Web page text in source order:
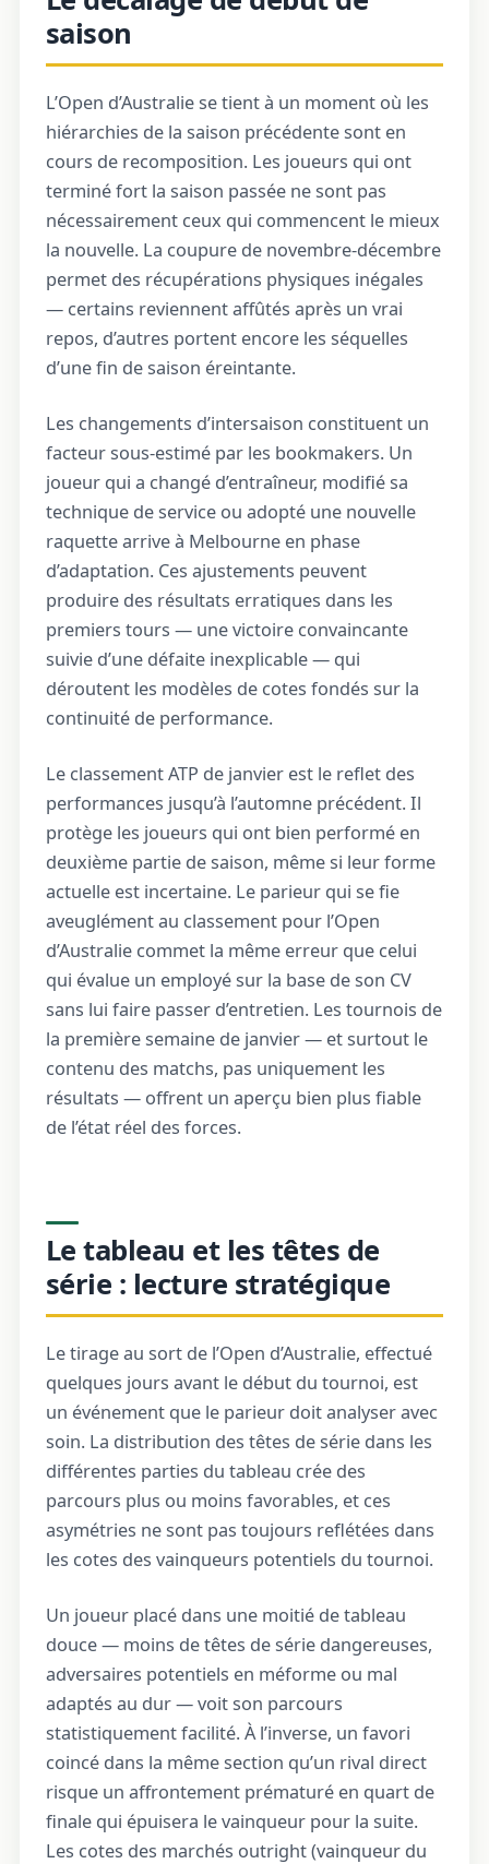
saison
L’Open d’Australie se tient à un moment où les
hiérarchies de la saison précédente sont en
cours de recomposition. Les joueurs qui ont
terminé fort la saison passée ne sont pas
nécessairement ceux qui commencent le mieux
la nouvelle. La coupure de novembre-décembre
permet des récupérations physiques inégales
— certains reviennent affûtés après un vrai
repos, d’autres portent encore les séquelles
d’une fin de saison éreintante.
Les changements d’intersaison constituent un
facteur sous-estimé par les bookmakers. Un
joueur qui a changé d’entraîneur, modifié sa
technique de service ou adopté une nouvelle
raquette arrive à Melbourne en phase
d’adaptation. Ces ajustements peuvent
produire des résultats erratiques dans les
premiers tours — une victoire convaincante
suivie d’une défaite inexplicable — qui
déroutent les modèles de cotes fondés sur la
continuité de performance.
Le classement ATP de janvier est le reflet des
performances jusqu’à l’automne précédent. Il
protège les joueurs qui ont bien performé en
deuxième partie de saison, même si leur forme
actuelle est incertaine. Le parieur qui se fie
aveuglément au classement pour l’Open
d’Australie commet la même erreur que celui
qui évalue un employé sur la base de son CV
sans lui faire passer d’entretien. Les tournois de
la première semaine de janvier — et surtout le
contenu des matchs, pas uniquement les
résultats — offrent un aperçu bien plus fiable
de l’état réel des forces.
Le tableau et les têtes de
série : lecture stratégique
Le tirage au sort de l’Open d’Australie, effectué
quelques jours avant le début du tournoi, est
un événement que le parieur doit analyser avec
soin. La distribution des têtes de série dans les
différentes parties du tableau crée des
parcours plus ou moins favorables, et ces
asymétries ne sont pas toujours reflétées dans
les cotes des vainqueurs potentiels du tournoi.
Un joueur placé dans une moitié de tableau
douce — moins de têtes de série dangereuses,
adversaires potentiels en méforme ou mal
adaptés au dur — voit son parcours
statistiquement facilité. À l’inverse, un favori
coincé dans la même section qu’un rival direct
risque un affrontement prématuré en quart de
finale qui épuisera le vainqueur pour la suite.
Les cotes des marchés outright (vainqueur du